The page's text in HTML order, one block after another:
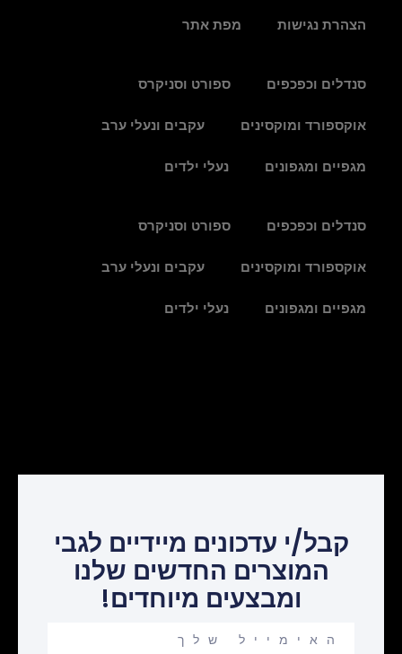
הצהרת נגישות מפת אתר
סנדלים וכפכפים ספורט וסניקרס
אוקספורד ומוקסינים עקבים ונעלי ערב
מגפיים ומגפונים נעלי ילדים
סנדלים וכפכפים ספורט וסניקרס
אוקספורד ומוקסינים עקבים ונעלי ערב
מגפיים ומגפונים נעלי ילדים
קבל/י עדכונים מיידיים לגבי
המוצרים החדשים שלנו
ומבצעים מיוחדים!
email